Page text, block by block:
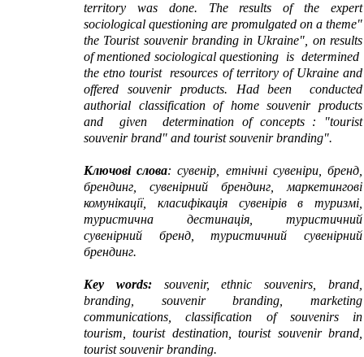
territory was done.
The results of the expert
sociological questioning are promulgated on a theme"
the Tourist souvenir branding in Ukraine", on results
of mentioned sociological questioning is determined
the еtno tourist resources of territory of Ukraine and
offered souvenir products. Had been conducted
authorial classification of home souvenir products
and given determination of concepts : "tourist
souvenir brand" and tourist souvenir branding".
Ключові слова: сувенір, етнічні сувеніри, бренд,
брендинг, сувенірний брендинг, маркетингові
комунікації, класифікація сувенірів в туризмі,
туристична дестинація, туристичний
сувенірний бренд, туристичний сувенірний
брендинг.
Key words: souvenir, ethnicsouvenirs,
brand,
branding, souvenir branding, marketing
communications, classification of souvenirs in
tourism, tourist destination, tourist souvenir brand,
tourist souvenir branding.